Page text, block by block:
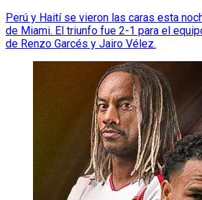
Perú y Haití se vieron las caras esta
de Miami. El triunfo fue 2-1 para el
de Renzo Garcés y Jairo Vélez.